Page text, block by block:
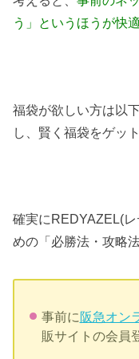
う」というほうが快
福袋が欲しい方は以
し、賢く福袋をゲッ
確実にREDYAZEL(
めの「必勝法・攻略法
事前に阪急オン
販サイトの会員